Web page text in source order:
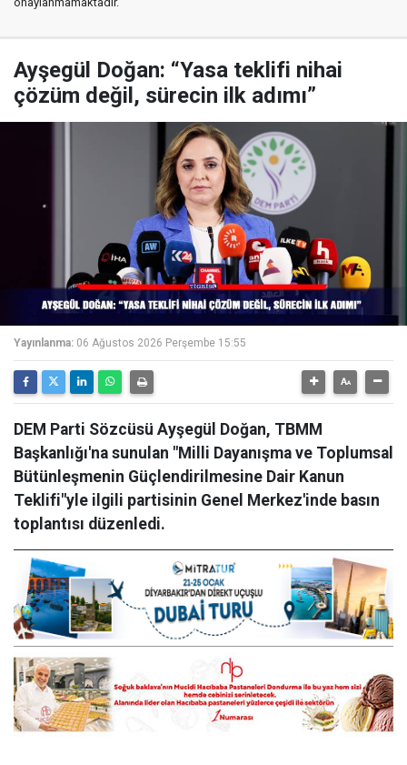
Ayşegül Doğan: “Yasa teklifi nihai
çözüm değil, sürecin ilk adımı”
Yayınlanma: 06 Ağustos 2026 Perşembe 15:55
DEM Parti Sözcüsü Ayşegül Doğan, TBMM
Başkanlığı'na sunulan "Milli Dayanışma ve Toplumsal
Bütünleşmenin Güçlendirilmesine Dair Kanun
Teklifi"yle ilgili partisinin Genel Merkez'inde basın
toplantısı düzenledi.